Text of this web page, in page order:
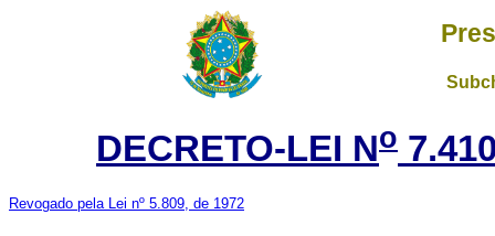
DECRETO-LEI No
Revogado pela Lei nº 5.809, de 1972